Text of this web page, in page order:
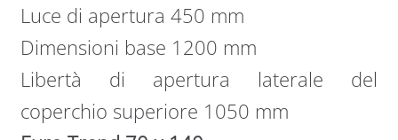
Luce di apertura 450 mm
Dimensioni base 1200 mm
Libertà di apertura laterale del
coperchio superiore 1050 mm